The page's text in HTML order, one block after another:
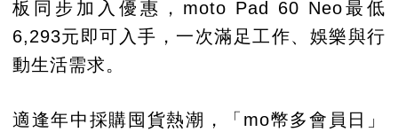
板同步加入優惠，moto Pad 60 Neo最低
6,293元即可入手，一次滿足工作、娛樂與行
動生活需求。
適逢年中採購囤貨熱潮，「mo幣多會員日」